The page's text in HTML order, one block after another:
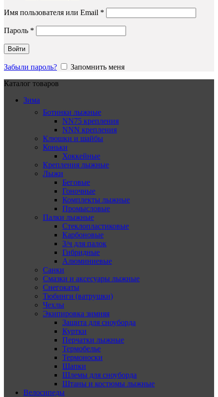
Имя пользователя или Email *
Пароль *
Войти
Забыли пароль?
Запомнить меня
Каталог товаров
Зима
Ботинки лыжные
NN75 крепления
NNN крепления
Клюшки и шайбы
Коньки
Хоккейные
Крепления лыжные
Лыжи
Беговые
Гоночные
Комплекты лыжные
Промысловые
Палки лыжные
Стеклопластиковые
Карбоновые
З/ч для палок
Гибридные
Алюминиевые
Санки
Смазки и аксесуары лыжные
Снегокаты
Тюбинги (ватрушки)
Чехлы
Экипировка зимняя
Защита для сноуборда
Куртки
Перчатки лыжные
Термобелье
Термоноски
Шапки
Шлемы для сноуборда
Штаны и костюмы лыжные
Велосипеды